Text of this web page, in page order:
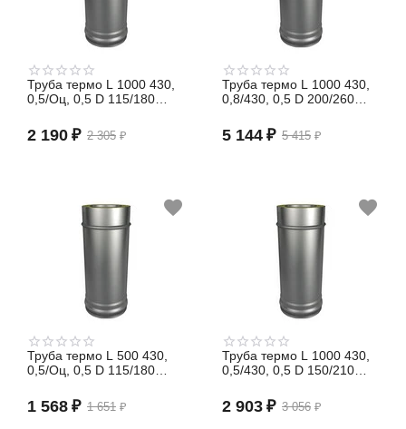
Труба термо L 1000 430,
0,5/Оц, 0,5 D 115/180
2 305 ₽
2 190 ₽
Труба термо L 1000 430,
0,8/430, 0,5 D 200/260
5 415 ₽
5 144 ₽
Труба термо L 500 430,
0,5/Оц, 0,5 D 115/180
1 651 ₽
1 568 ₽
Труба термо L 1000 430,
0,5/430, 0,5 D 150/210
3 056 ₽
2 903 ₽